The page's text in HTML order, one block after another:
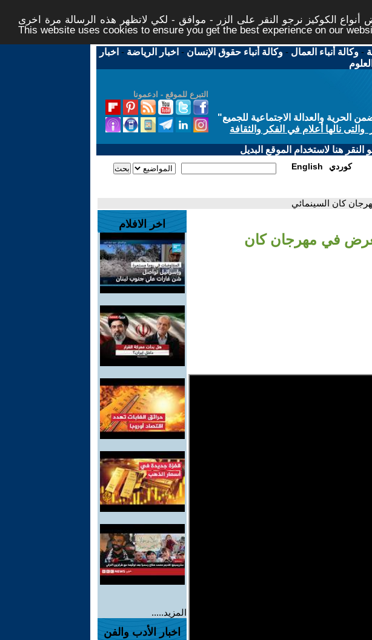
الكوكيز نرجو النقر على الزر - موافق - لكي لاتظهر هذه الرسالة مرة اخرى -
This website uses cookies to ensure you get the best experience on our
-وكالة أنباء العمال -وكالة أنباء حقوق الإنسان - اخبار الرياضة - اخبار
التبرع للموقع - ادعمونا
والعدالة الاجتماعية للجميع"
نالها أعلام في الفكر والثقافة
هنا لاستخدام الموقع البديل
English كوردي
كان السينمائي
في مهرجان كان
اخر الافلام
المزيد.....
اخبار الأدب والفن